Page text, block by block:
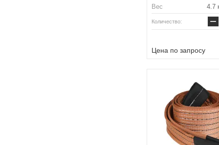
Вес 4.7
Количество: −
Цена по запросу